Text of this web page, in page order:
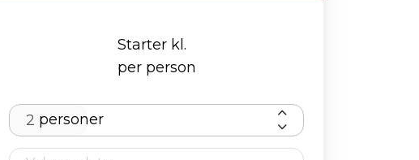
Starter kl.
per person
personer